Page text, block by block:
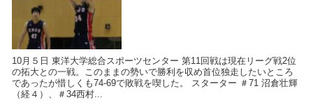
10月５日 東洋大学総合スポーツセンター 第11回戦は現在リーグ戦2位
の拓大との一戦。このままの勢いで勝利を収め首位独走したいところ
であったが惜しくも74-69で敗戦を喫した。 スターター ＃71 沼倉壮輝
（経４）、＃34西村...